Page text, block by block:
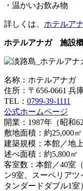
・温かいお飲み物
詳しくは、 ホテルア
ホテルアナガ 施設
名称：ホテルアナガ
住所：〒656-0661 兵
TEL： 0799-39-1111
公式ホームページ
開業：1987年（昭和
敷地面積：約25,000㎡
建築規模：本館／地
述べ面積：約5,800㎡
客室数：本館／40室
ン9室、スーペリア
タンダードダブル1